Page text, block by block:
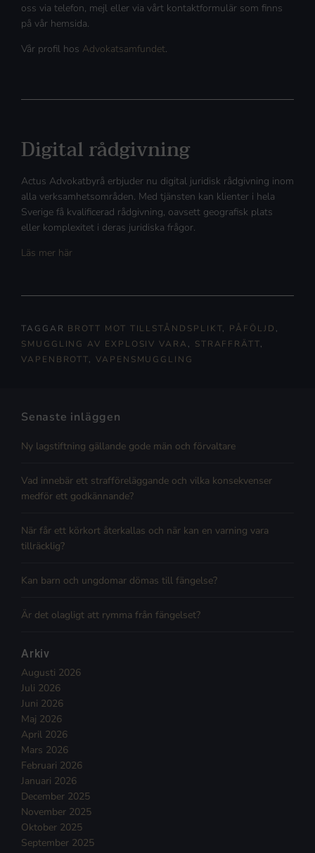
oss via telefon, mejl eller via vårt kontaktformulär som finns
på vår hemsida.
Vår profil hos Advokatsamfundet.
Digital rådgivning
Actus Advokatbyrå erbjuder nu digital juridisk rådgivning inom
alla verksamhetsområden. Med tjänsten kan klienter i hela
Sverige få kvalificerad rådgivning, oavsett geografisk plats
eller komplexitet i deras juridiska frågor.
Läs mer här
TAGGAR BROTT MOT TILLSTÅNDSPLIKT, PÅFÖLJD ,
SMUGGLING AV EXPLOSIV VARA , STRAFFRÄTT,
VAPENBROTT,VAPENSMUGGLING
Senaste inläggen
Ny lagstiftning gällande gode män och förvaltare
Vad innebär ett strafföreläggande och vilka konsekvenser
medför ett godkännande?
När får ett körkort återkallas och när kan en varning vara
tillräcklig?
Kan barn och ungdomar dömas till fängelse?
Är det olagligt att rymma från fängelset?
Arkiv
Augusti 2026
Juli 2026
Juni 2026
Maj 2026
April 2026
Mars 2026
Februari 2026
Januari 2026
December 2025
November 2025
Oktober 2025
September 2025